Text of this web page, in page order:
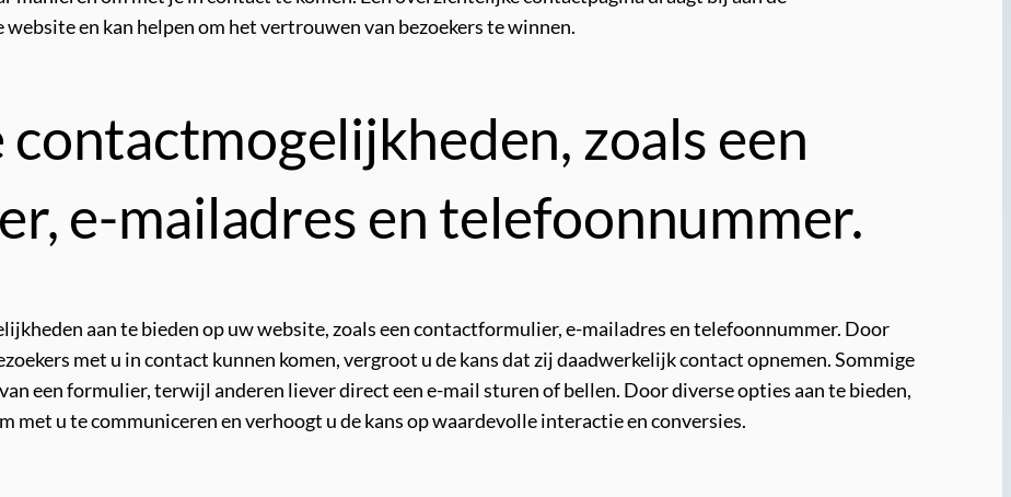
en kan helpen om het vertrouwen van bezoekers te winnen.
zoals een
e-mailadres en telefoonnummer.
aan te bieden op uw website, zoals een contactformulier, e-mailadres en telefoonnummer. Door
met u in contact kunnen komen, vergroot u de kans dat zij daadwerkelijk contact opnemen. Sommige
een formulier, terwijl anderen liever direct een e-mail sturen of bellen. Door diverse opties aan te bieden,
met u te communiceren en verhoogt u de kans op waardevolle interactie en conversies.